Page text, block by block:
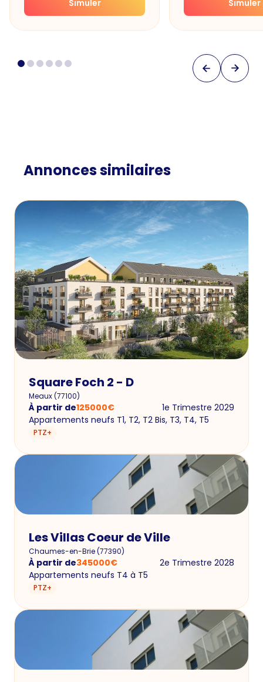
Simuler Simuler
Annonces similaires
Square Foch 2 - D
Meaux(77100)
À partir de125000€
1e Trimestre 2029
Appartements neufs T1, T2, T2 Bis, T3, T4, T5
PTZ+
Les Villas Coeur de Ville
Chaumes-en-Brie(77390)
À partir de345000€
2e Trimestre 2028
Appartements neufs T4 à T5
PTZ+